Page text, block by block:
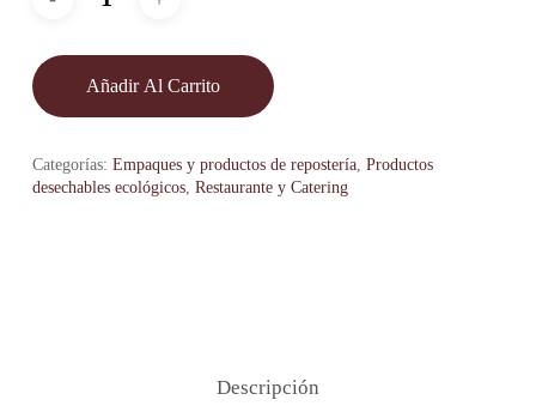
Añadir Al Carrito
Categorías: Empaques y productos de repostería, Productos
desechables ecológicos, Restaurante y Catering
Descripción